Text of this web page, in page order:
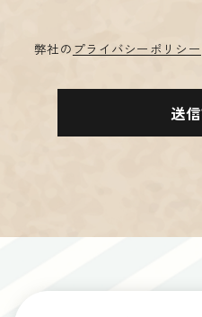
弊社の プライバシーポリシー